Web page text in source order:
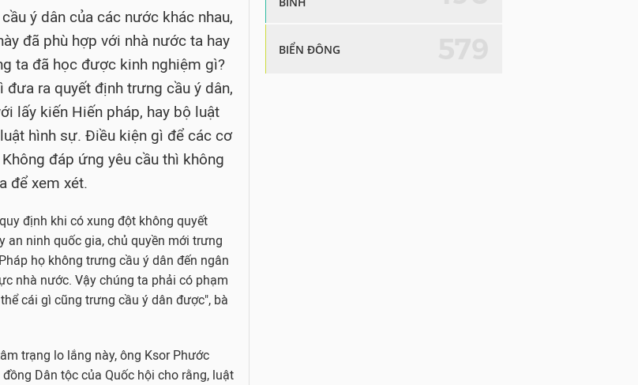
ý dân của các nước khác nhau,
đã phù hợp với nhà nước ta hay
ta đã học được kinh nghiệm gì?
đưa ra quyết định trưng cầu ý dân,
lấy kiến Hiến pháp, hay bộ luật
hình sự. Điều kiện gì để các cơ
đáp ứng yêu cầu thì không
để xem xét.
định khi có xung đột không quyết
an ninh quốc gia, chủ quyền mới trưng
họ không trưng cầu ý dân đến ngân
nhà nước. Vậy chúng ta phải có phạm
cái gì cũng trưng cầu ý dân được", bà
trạng lo lắng này, ông Ksor Phước
đồng Dân tộc của Quốc hội cho rằng, luật
BIỂN ĐÔNG